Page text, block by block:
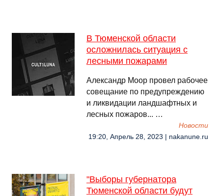
В Тюменской области
осложнилась ситуация с
лесными пожарами
Александр Моор провел рабочее
совещание по предупреждению
и ликвидации ландшафтных и
лесных пожаров... …
Новости
19:20, Апрель 28, 2023 | nakanune.ru
"Выборы губернатора
Тюменской области будут